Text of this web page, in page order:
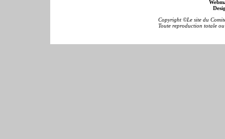
Copyright ©Le site du
Toute reproduction totale